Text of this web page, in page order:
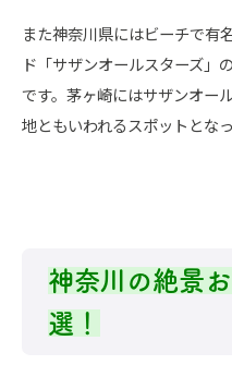
また神奈川県にはビーチで有
ド「サザンオールスターズ」
です。茅ヶ崎にはサザンオー
地ともいわれるスポットとなっ
神奈川の絶景
選！